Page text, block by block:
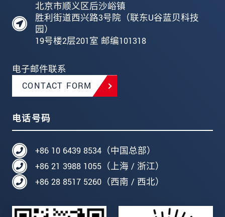
北京市顺义区后沙峪镇
胜利街道西兴路3号院（联东U谷蓝贝科技
园）
19号楼2层201室 邮编101318
电子邮件联系
CONTACT FORM
电话号码
+86 10 6439 8534（中国总部）
+86 21 3988 1055（上海 / 浙江）
+86 28 8517 5260（西南 / 西北）